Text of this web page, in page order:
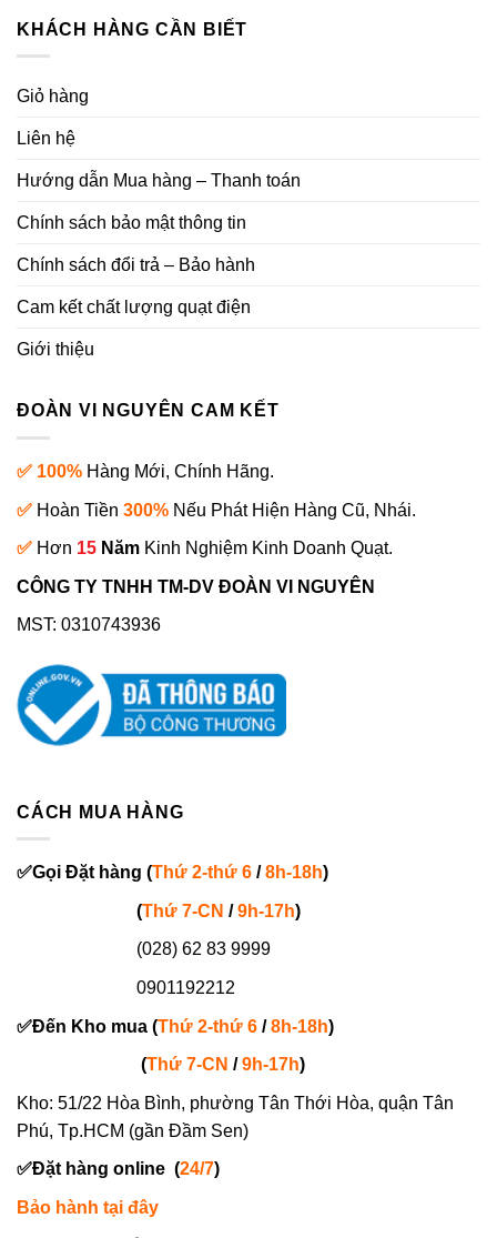
KHÁCH HÀNG CẦN BIẾT
Giỏ hàng
Liên hệ
Hướng dẫn Mua hàng – Thanh toán
Chính sách bảo mật thông tin
Chính sách đổi trả – Bảo hành
Cam kết chất lượng quạt điện
Giới thiệu
ĐOÀN VI NGUYÊN CAM KẾT
✅ 100% Hàng Mới, Chính Hãng.
✅ Hoàn Tiền 300% Nếu Phát Hiện Hàng Cũ, Nhái.
✅ Hơn 15 Năm Kinh Nghiệm Kinh Doanh Quạt.
CÔNG TY TNHH TM-DV ĐOÀN VI NGUYÊN
MST: 0310743936
CÁCH MUA HÀNG
✅Gọi Đặt hàng (Thứ 2-thứ 6 /8h-18h)
(Thứ 7-CN /9h-17h)
(028) 62 83 9999
0901192212
✅Đến Kho mua (Thứ 2-thứ 6 /8h-18h)
(Thứ 7-CN /9h-17h)
Kho: 51/22 Hòa Bình, phường Tân Thới Hòa, quận Tân
Phú, Tp.HCM (gần Đầm Sen)
✅Đặt hàng online (24/7)
Bảo hành tại đây